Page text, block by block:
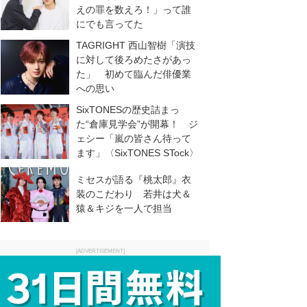
えの罪を数えろ！」って誰
にでも言ってた
TAGRIGHT 西山智樹「演技
に対して後ろめたさがあっ
た」 初めて臨んだ俳優業
への思い
SixTONESの歴史詰まっ
た“倉庫見学会”が開幕！ ジ
ェシー「嵐の皆さん待って
ます」〈SixTONES STock〉
ミセスが語る『桃太郎』衣
装のこだわり 若井は犬＆
猿＆キジを一人で担当
[ADVERTISEMENT]